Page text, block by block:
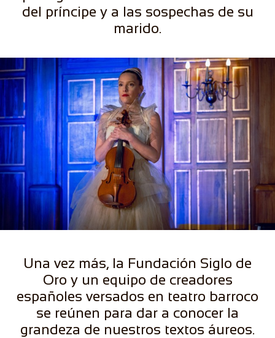
del príncipe y a las sospechas de su
marido.
Una vez más, la Fundación Siglo de
Oro y un equipo de creadores
españoles versados en teatro barroco
se reúnen para dar a conocer la
grandeza de nuestros textos áureos.